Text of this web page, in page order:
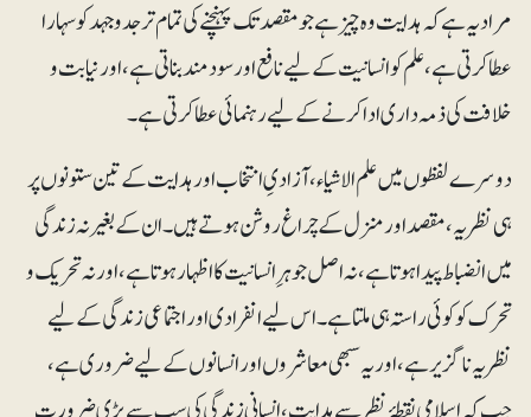
مرادیہ ہے کہ ہدایت وہ چیز ہے جو مقصد تک پہنچنے کی تمام تر جدوجہد کو سہارا
عطا کرتی ہے، علم کو انسانیت کے لیے نافع اور سودمند بناتی ہے، اور نیابت و
خلافت کی ذمہ داری ادا کرنے کے لیے رہنمائی عطا کرتی ہے۔
دوسرے لفظوں میں علم الاشیاء، آزادیِ انتخاب اور ہدایت کے تین ستونوں پر
ہی نظریہ، مقصد اور منزل کے چراغ روشن ہوتے ہیں۔ ان کے بغیر نہ زندگی
میں انضباط پیدا ہوتا ہے، نہ اصل جوہرِ انسانیت کا اظہار ہوتا ہے، اور نہ تحریک و
تحرک کو کوئی راستہ ہی ملتا ہے۔ اس لیے انفرادی اور اجتماعی زندگی کے لیے
نظریہ ناگزیر ہے، اور یہ سبھی معاشروں اور انسانوں کے لیے ضروری ہے،